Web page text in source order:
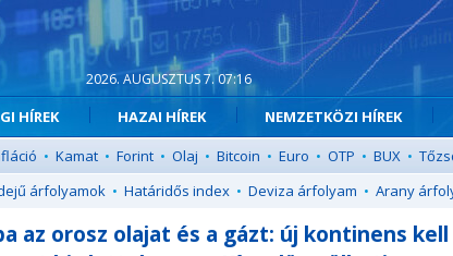
2026. AUGUSZTUS 7. 07:16
HÍREK HAZAI HÍREK NEMZETKÖZI HÍREK
• Kamat • Forint • Olaj • Bitcoin • Euro • OTP • BUX •
árfolyamok • Határidős index • Deviza árfolyam • Arany
az orosz olajat és a gázt: új kontinens kell